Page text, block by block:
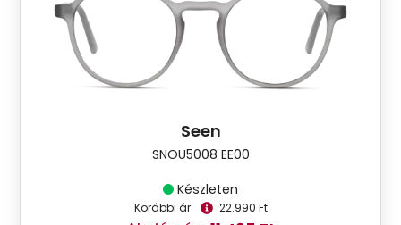
Seen
SNOU5008 EE00
Készleten
Korábbi ár: 22.990 Ft